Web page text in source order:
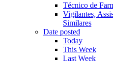
Técnico de
Vigilantes,
Similares
Date posted
Today
This Week
Last Week